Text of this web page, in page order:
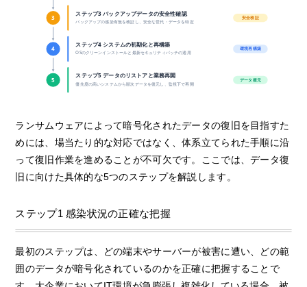
3
ステップ3 バックアップデータの安全性確認
バックアップの感染有無を検証し、安全な世代・データを特定
安全検証
4
ステップ4 システムの初期化と再構築
OSのクリーンインストールと最新セキュリティパッチの適用
環境再構築
5
ステップ5 データのリストアと業務再開
優先度の高いシステムから順次データを復元し、監視下で再開
データ復元
ランサムウェアによって暗号化されたデータの復旧を目指すた
めには、場当たり的な対応ではなく、体系立てられた手順に沿
って復旧作業を進めることが不可欠です。ここでは、データ復
旧に向けた具体的な5つのステップを解説します。
ステップ1 感染状況の正確な把握
最初のステップは、どの端末やサーバーが被害に遭い、どの範
囲のデータが暗号化されているのかを正確に把握することで